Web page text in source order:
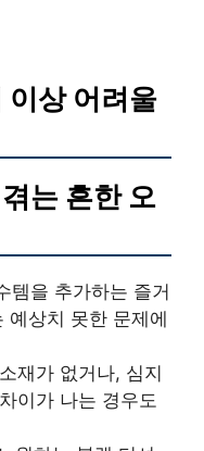
이상 어려울
는 흔한 오
템을 추가하는 즐거
예상치 못한 문제에
재가 없거나, 심지
이가 나는 경우도